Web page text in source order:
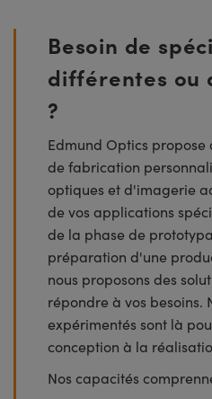
Besoin de
différentes ou
?
Edmund Optics propose
de fabrication
optiques et d'imagerie
de vos applications
de la phase de
préparation d'une
nous proposons des
répondre à vos besoins.
expérimentés sont là
conception à la
Nos capacités